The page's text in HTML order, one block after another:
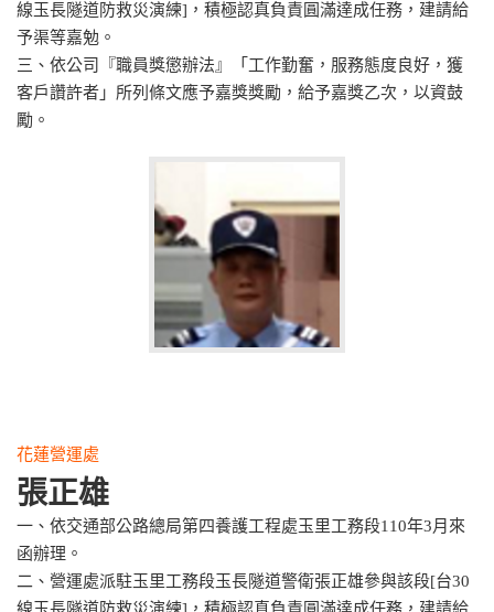
線玉長隧道防救災演練]，積極認真負責圓滿達成任務，建請給
予渠等嘉勉。
三、依公司『職員獎懲辦法』「工作勤奮，服務態度良好，獲
客戶讚許者」所列條文應予嘉獎獎勵，給予嘉獎乙次，以資鼓
勵。
花蓮營運處
張正雄
一、依交通部公路總局第四養護工程處玉里工務段110年3月來
函辦理。
二、營運處派駐玉里工務段玉長隧道警衛張正雄參與該段[台30